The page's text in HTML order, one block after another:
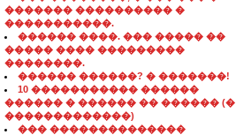
������� ���������� �
�����������.
������ ����. ��� ����� ��
����� ���� ���������
��������.
������ ������? � �������!
10 ����������� ������
������ � ������ �� ������ (�
�������������)
��� ��������������